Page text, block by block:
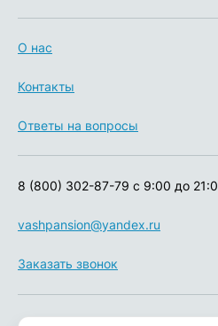
О нас
Контакты
Ответы на вопросы
vashpansion@yandex.ru
8 (800) 302-87-79 с 9:00 до
Заказать звонок